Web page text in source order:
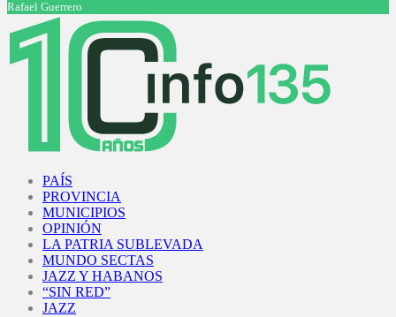
Rafael Guerrero
PAÍS
PROVINCIA
MUNICIPIOS
OPINIÓN
LA PATRIA SUBLEVADA
MUNDO SECTAS
JAZZ Y HABANOS
“SIN RED”
JAZZ